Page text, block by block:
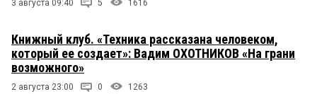
3 августа 09:40 5 1616
Книжный клуб. «Техника рассказана человеком,
который ее создает»: Вадим ОХОТНИКОВ «На грани
возможного»
2 августа 23:00 0 1263